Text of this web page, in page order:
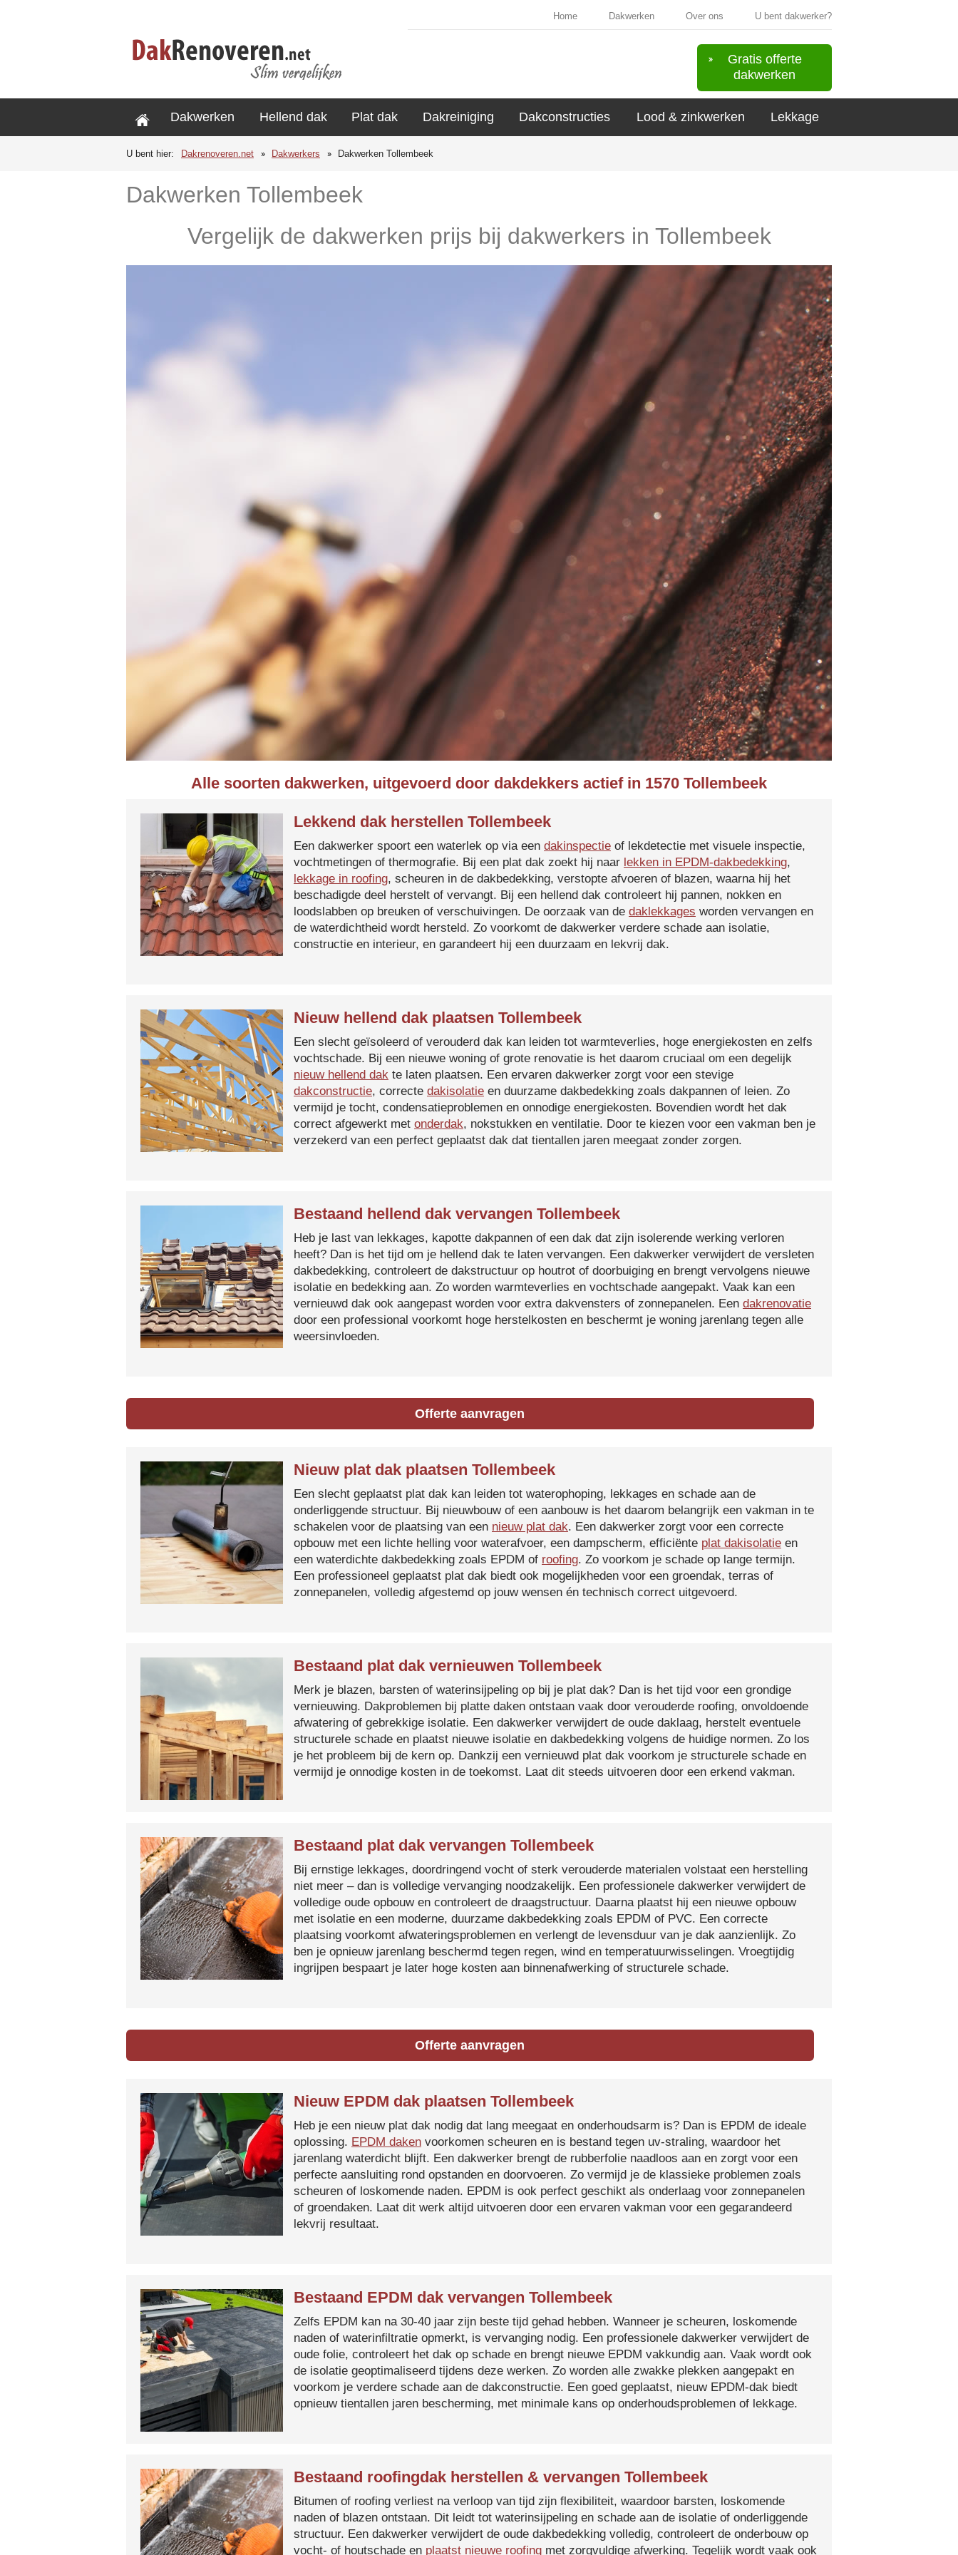
Home Dakwerken Over ons U bent dakwerker?
Gratis offerte
dakwerken
Dakwerken Hellend dak Plat dak Dakreiniging Dakconstructies Lood & zinkwerken Lekkage
U bent hier: Dakrenoveren.net Dakwerkers Dakwerken Tollembeek
Dakwerken Tollembeek
Vergelijk de dakwerken prijs bij dakwerkers in Tollembeek
Alle soorten dakwerken, uitgevoerd door dakdekkers actief in 1570 Tollembeek
Lekkend dak herstellen Tollembeek
Een dakwerker spoort een waterlek op via een dakinspectie of lekdetectie met visuele inspectie,
vochtmetingen of thermografie. Bij een plat dak zoekt hij naar lekken in EPDM-dakbedekking,
lekkage in roofing, scheuren in de dakbedekking, verstopte afvoeren of blazen, waarna hij het
beschadigde deel herstelt of vervangt. Bij een hellend dak controleert hij pannen, nokken en
loodslabben op breuken of verschuivingen. De oorzaak van de daklekkages worden vervangen en
de waterdichtheid wordt hersteld. Zo voorkomt de dakwerker verdere schade aan isolatie,
constructie en interieur, en garandeert hij een duurzaam en lekvrij dak.
Nieuw hellend dak plaatsen Tollembeek
Een slecht geïsoleerd of verouderd dak kan leiden tot warmteverlies, hoge energiekosten en zelfs
vochtschade. Bij een nieuwe woning of grote renovatie is het daarom cruciaal om een degelijk
nieuw hellend dak te laten plaatsen. Een ervaren dakwerker zorgt voor een stevige
dakconstructie, correcte dakisolatie en duurzame dakbedekking zoals dakpannen of leien. Zo
vermijd je tocht, condensatieproblemen en onnodige energiekosten. Bovendien wordt het dak
correct afgewerkt met onderdak, nokstukken en ventilatie. Door te kiezen voor een vakman ben je
verzekerd van een perfect geplaatst dak dat tientallen jaren meegaat zonder zorgen.
Bestaand hellend dak vervangen Tollembeek
Heb je last van lekkages, kapotte dakpannen of een dak dat zijn isolerende werking verloren
heeft? Dan is het tijd om je hellend dak te laten vervangen. Een dakwerker verwijdert de versleten
dakbedekking, controleert de dakstructuur op houtrot of doorbuiging en brengt vervolgens nieuwe
isolatie en bedekking aan. Zo worden warmteverlies en vochtschade aangepakt. Vaak kan een
vernieuwd dak ook aangepast worden voor extra dakvensters of zonnepanelen. Een dakrenovatie
door een professional voorkomt hoge herstelkosten en beschermt je woning jarenlang tegen alle
weersinvloeden.
Offerte aanvragen
Nieuw plat dak plaatsen Tollembeek
Een slecht geplaatst plat dak kan leiden tot waterophoping, lekkages en schade aan de
onderliggende structuur. Bij nieuwbouw of een aanbouw is het daarom belangrijk een vakman in te
schakelen voor de plaatsing van een nieuw plat dak. Een dakwerker zorgt voor een correcte
opbouw met een lichte helling voor waterafvoer, een dampscherm, efficiënte plat dakisolatie en
een waterdichte dakbedekking zoals EPDM of roofing. Zo voorkom je schade op lange termijn.
Een professioneel geplaatst plat dak biedt ook mogelijkheden voor een groendak, terras of
zonnepanelen, volledig afgestemd op jouw wensen én technisch correct uitgevoerd.
Bestaand plat dak vernieuwen Tollembeek
Merk je blazen, barsten of waterinsijpeling op bij je plat dak? Dan is het tijd voor een grondige
vernieuwing. Dakproblemen bij platte daken ontstaan vaak door verouderde roofing, onvoldoende
afwatering of gebrekkige isolatie. Een dakwerker verwijdert de oude daklaag, herstelt eventuele
structurele schade en plaatst nieuwe isolatie en dakbedekking volgens de huidige normen. Zo los
je het probleem bij de kern op. Dankzij een vernieuwd plat dak voorkom je structurele schade en
vermijd je onnodige kosten in de toekomst. Laat dit steeds uitvoeren door een erkend vakman.
Bestaand plat dak vervangen Tollembeek
Bij ernstige lekkages, doordringend vocht of sterk verouderde materialen volstaat een herstelling
niet meer – dan is volledige vervanging noodzakelijk. Een professionele dakwerker verwijdert de
volledige oude opbouw en controleert de draagstructuur. Daarna plaatst hij een nieuwe opbouw
met isolatie en een moderne, duurzame dakbedekking zoals EPDM of PVC. Een correcte
plaatsing voorkomt afwateringsproblemen en verlengt de levensduur van je dak aanzienlijk. Zo
ben je opnieuw jarenlang beschermd tegen regen, wind en temperatuurwisselingen. Vroegtijdig
ingrijpen bespaart je later hoge kosten aan binnenafwerking of structurele schade.
Offerte aanvragen
Nieuw EPDM dak plaatsen Tollembeek
Heb je een nieuw plat dak nodig dat lang meegaat en onderhoudsarm is? Dan is EPDM de ideale
oplossing. EPDM daken voorkomen scheuren en is bestand tegen uv-straling, waardoor het
jarenlang waterdicht blijft. Een dakwerker brengt de rubberfolie naadloos aan en zorgt voor een
perfecte aansluiting rond opstanden en doorvoeren. Zo vermijd je de klassieke problemen zoals
scheuren of loskomende naden. EPDM is ook perfect geschikt als onderlaag voor zonnepanelen
of groendaken. Laat dit werk altijd uitvoeren door een ervaren vakman voor een gegarandeerd
lekvrij resultaat.
Bestaand EPDM dak vervangen Tollembeek
Zelfs EPDM kan na 30-40 jaar zijn beste tijd gehad hebben. Wanneer je scheuren, loskomende
naden of waterinfiltratie opmerkt, is vervanging nodig. Een professionele dakwerker verwijdert de
oude folie, controleert het dak op schade en brengt nieuwe EPDM vakkundig aan. Vaak wordt ook
de isolatie geoptimaliseerd tijdens deze werken. Zo worden alle zwakke plekken aangepakt en
voorkom je verdere schade aan de dakconstructie. Een goed geplaatst, nieuw EPDM-dak biedt
opnieuw tientallen jaren bescherming, met minimale kans op onderhoudsproblemen of lekkage.
Bestaand roofingdak herstellen & vervangen Tollembeek
Bitumen of roofing verliest na verloop van tijd zijn flexibiliteit, waardoor barsten, loskomende
naden of blazen ontstaan. Dit leidt tot waterinsijpeling en schade aan de isolatie of onderliggende
structuur. Een dakwerker verwijdert de oude dakbedekking volledig, controleert de onderbouw op
vocht- of houtschade en plaatst nieuwe roofing met zorgvuldige afwerking. Tegelijk wordt vaak ook